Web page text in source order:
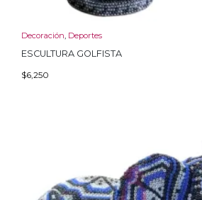
Decoración, Deportes
ESCULTURA GOLFISTA
$6,250